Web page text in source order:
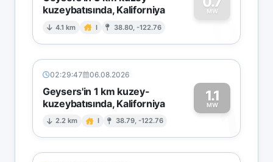
kuzeybatısında, Kaliforniya
4.1 km I 38.80, -122.76
MW
0
02:29:47 06.08.2026
Geysers'in 1 km kuzey-
kuzeybatısında, Kaliforniya
2.2 km I 38.79, -122.76
1.1
MW1